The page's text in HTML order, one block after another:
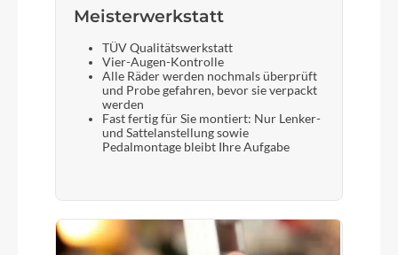
Meisterwerkstatt
TÜV Qualitätswerkstatt
Vier-Augen-Kontrolle
Alle Räder werden nochmals überprüft
und Probe gefahren, bevor sie verpackt
werden
Fast fertig für Sie montiert: Nur Lenker-
und Sattelanstellung sowie
Pedalmontage bleibt Ihre Aufgabe